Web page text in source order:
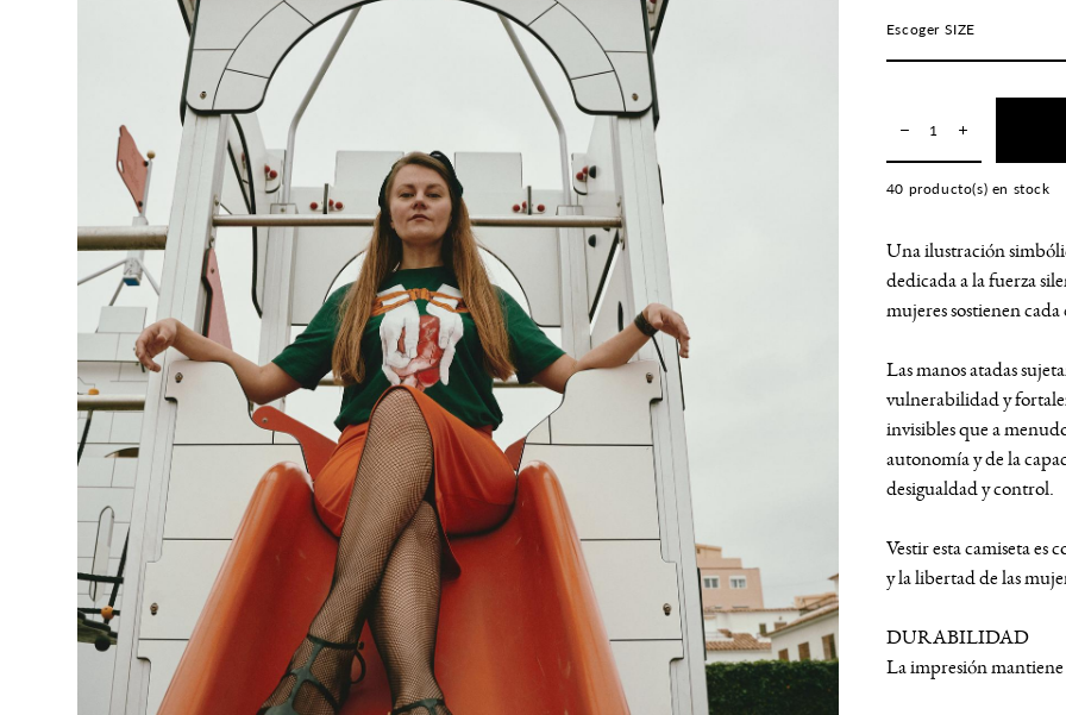
Escoger SIZE
40 producto(s) en stock
Una ilustración
dedicada a la fuerza
mujeres sostienen cada
Las manos atadas
vulnerabilidad y
invisibles que a
autonomía y de la
desigualdad y control.
Vestir esta camiseta es
y la libertad de las
DURABILIDAD
La impresión